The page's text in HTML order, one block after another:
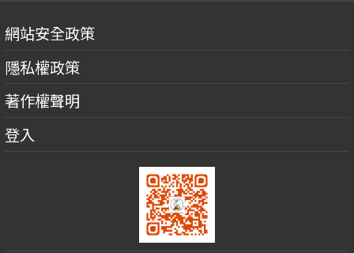
網站安全政策
隱私權政策
著作權聲明
登入